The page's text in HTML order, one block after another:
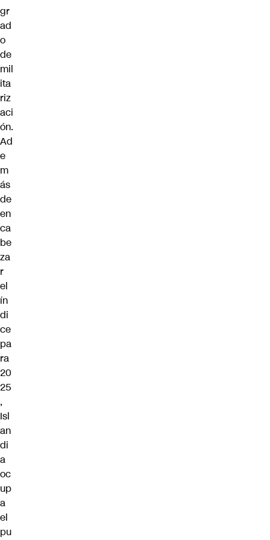
gr
ad
o
de
mil
ita
riz
aci
ón.
Ad
e
m
ás
de
en
ca
be
za
r
el
ín
di
ce
pa
ra
20
25
,
Isl
an
di
a
oc
up
a
el
pu